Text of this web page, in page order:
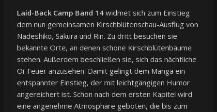
Laid-Back Camp Band 14widmet sich zum Einstieg
dem nun gemeinsamen Kirschblütenschau-Ausflug von
Nadeshiko, Sakura und Rin. Zu dritt besuchen sie
bekannte Orte, an denen schöne Kirschblütenbäume
stehen. Außerdem beschließen sie, sich das nächtliche
Oi-Feuer anzusehen. Damit gelingt dem Manga ein
entspannter Einstieg, der mit leichtgängigen Humor
angereichert ist. Schon nach dem ersten Kapitel wird
eine angenehme Atmosphäre geboten, die bis zum